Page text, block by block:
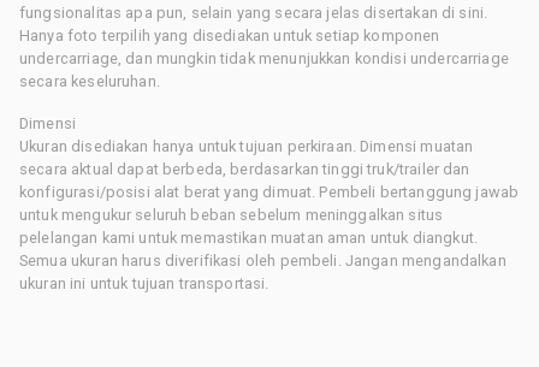
fungsionalitas apa pun, selain yang secara jelas disertakan di sini.
Hanya foto terpilih yang disediakan untuk setiap komponen
undercarriage, dan mungkin tidak menunjukkan kondisi undercarriage
secara keseluruhan.
Dimensi
Ukuran disediakan hanya untuk tujuan perkiraan. Dimensi muatan
secara aktual dapat berbeda, berdasarkan tinggi truk/trailer dan
konfigurasi/posisi alat berat yang dimuat. Pembeli bertanggung jawab
untuk mengukur seluruh beban sebelum meninggalkan situs
pelelangan kami untuk memastikan muatan aman untuk diangkut.
Semua ukuran harus diverifikasi oleh pembeli. Jangan mengandalkan
ukuran ini untuk tujuan transportasi.